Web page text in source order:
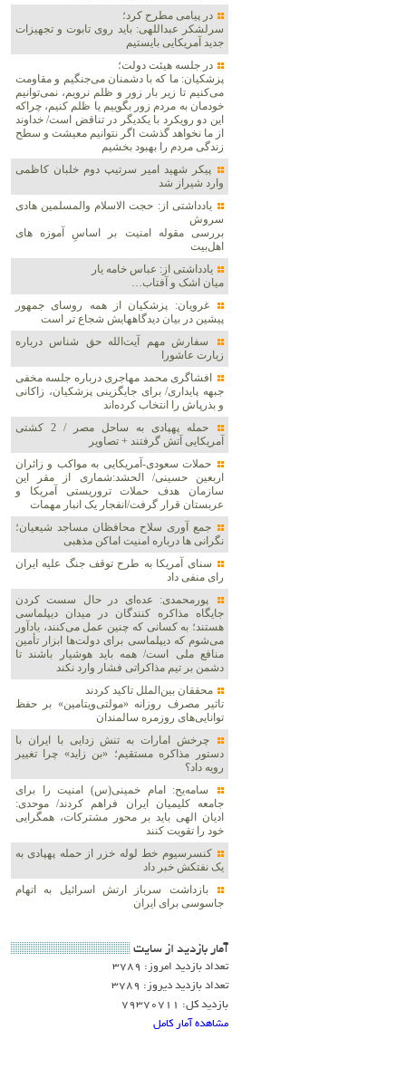
در پیامی مطرح کرد؛
سرلشکر عبداللهی: باید روی تابوت و تجهیزات
جدید آمریکایی بایستیم
در جلسه هیئت دولت؛
پزشکیان: ما که با دشمنان می‌جنگیم و مقاومت
می‌کنیم تا زیر بار زور و ظلم نرویم، نمی‌توانیم
خودمان به مردم زور بگوییم یا ظلم کنیم، چراکه
این دو رویکرد با یکدیگر در تناقض است/ خداوند
از ما نخواهد گذشت اگر نتوانیم معیشت و سطح
زندگی مردم را بهبود بخشیم
پیکر شهید امیر سرتیپ دوم خلبان کاظمی
وارد شیراز شد
یادداشتی از: حجت الاسلام والمسلمین هادی
سروش
بررسی مقوله امنیت بر اساسِ آموزه های
اهل‌بیت
یادداشتی از: عباس خامه یار
میان اشک و آفتاب…
غرویان: پزشکیان از همه روسای جمهور
پیشین در بیان دیدگاههایش شجاع تر است
سفارش مهم آیت‌الله حق شناس درباره
زیارت عاشورا
افشاگری محمد مهاجری درباره جلسه مخفی
جبهه پایداری/ برای جایگزینی پزشکیان، زاکانی
و بذرپاش را انتخاب کرده‌اند
حمله پهپادی به ساحل مصر / 2 کشتی
آمریکایی آتش گرفتند + تصاویر
حملات سعودی-آمریکایی به مواکب و زائران
اربعین حسینی/ الحشد:شماری از مقر این
سازمان هدف حملات تروریستی آمریکا و
عربستان قرار گرفت/انفجار یک انبار مهمات
جمع آوری سلاح محافظان مساجد شیعیان؛
نگرانی ها درباره امنیت اماکن مذهبی
سنای آمریکا به طرح توقف جنگ علیه ایران
رای منفی داد
پورمحمدی: عده‌ای در حال سست کردن
جایگاه مذاکره کنندگان در میدان دیپلماسی
هستند؛ به کسانی که چنین عمل می‌کنند، یادآور
می‌شوم که دیپلماسی برای دولت‌ها ابزار تأمین
منافع ملی است/ همه باید هوشیار باشند تا
دشمن بر تیم مذاکراتی فشار وارد نکند
محققان بین‌الملل تاکید کردند
تاثیر مصرف روزانه «مولتی‌ویتامین» بر حفظ
توانایی‌های روزمره سالمندان
چرخش امارات به تنش زدایی با ایران با
دستور مذاکره مستقیم؛ «بن زاید» چرا تغییر
رویه داد؟
سامه‌یح: امام خمینی(س) امنیت را برای
جامعه کلیمیان ایران فراهم کردند/ موحدی:
ادیان الهی باید بر محور مشترکات، همگرایی
خود را تقویت کنند
کنسرسیوم خط لوله خزر از حمله پهپادی به
یک نفتکش خبر داد
بازداشت سرباز ارتش اسرائیل به اتهام
جاسوسی برای ایران
آمار بازديد از سايت
تعداد بازدید امروز: 3789
تعداد بازدید دیروز: 3789
بازدید کل: 79370711
مشاهده آمار کامل